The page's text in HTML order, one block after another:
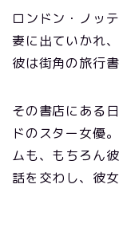
ロンドン・ノッ
妻に出ていかれ
彼は街角の旅行
その書店にある
ドのスター女優
ムも、もちろん
話を交わし、彼